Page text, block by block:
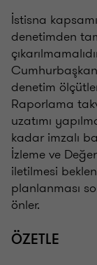
İstisna
denetimden
denetim
Raporlama
uzatımı
kadar imzalı
İzleme ve
iletilmesi
planlanması
önler.
ÖZETLE